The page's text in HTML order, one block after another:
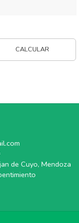
CALCULAR
de Cuyo, Mendoza